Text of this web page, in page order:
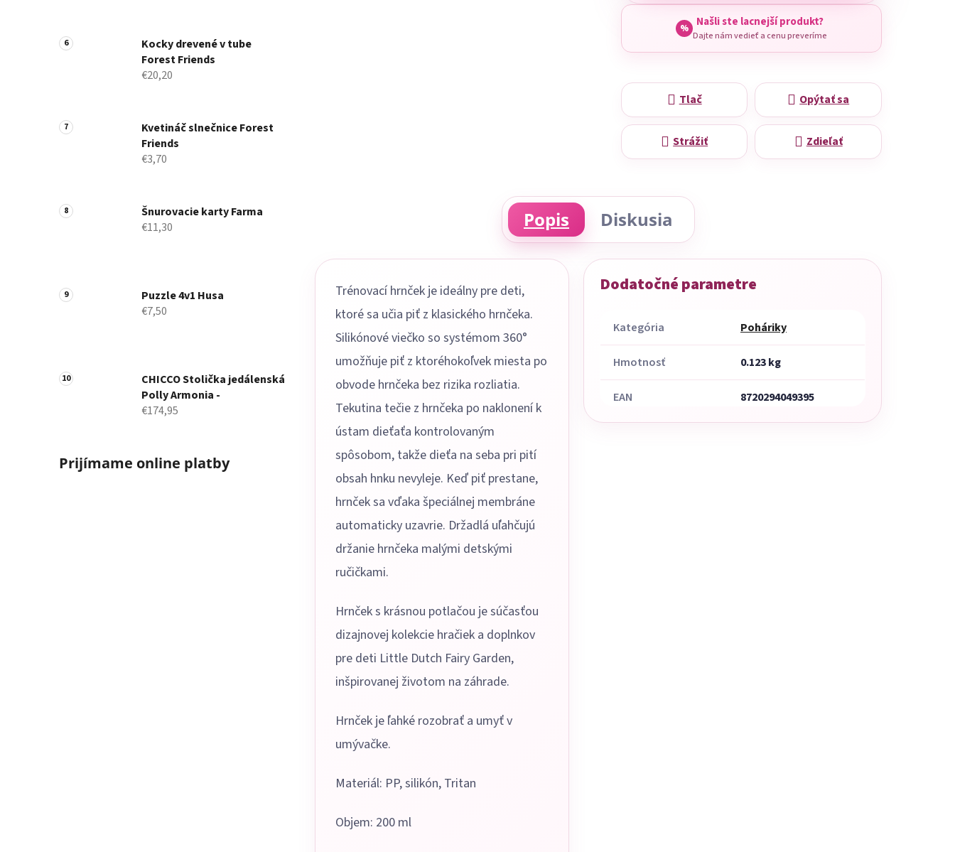
Kocky drevené v tube
Forest Friends
€20,20
Kvetináč slnečnice Forest
Friends
€3,70
Šnurovacie karty Farma
€11,30
Puzzle 4v1 Husa
€7,50
CHICCO Stolička jedálenská
Polly Armonia -
€174,95
Prijímame online platby
% Našli ste lacnejší produkt?
Dajte nám vedieť a cenu preveríme
Tlač Opýtať sa
Strážiť Zdieľať
Popis Diskusia
Trénovací hrnček je ideálny pre deti,
ktoré sa učia piť z klasického hrnčeka.
Silikónové viečko so systémom 360°
umožňuje piť z ktoréhokoľvek miesta po
obvode hrnčeka bez rizika rozliatia.
Tekutina tečie z hrnčeka po naklonení k
ústam dieťaťa kontrolovaným
spôsobom, takže dieťa na seba pri pití
obsah hnku nevyleje. Keď piť prestane,
hrnček sa vďaka špeciálnej membráne
automaticky uzavrie. Držadlá uľahčujú
držanie hrnčeka malými detskými
ručičkami.
Hrnček s krásnou potlačou je súčasťou
dizajnovej kolekcie hračiek a doplnkov
pre deti Little Dutch Fairy Garden,
inšpirovanej životom na záhrade.
Hrnček je ľahké rozobrať a umyť v
umývačke.
Materiál: PP, silikón, Tritan
Objem: 200 ml
Dodatočné parametre
Kategória Poháriky
Hmotnosť 0.123 kg
EAN 8720294049395